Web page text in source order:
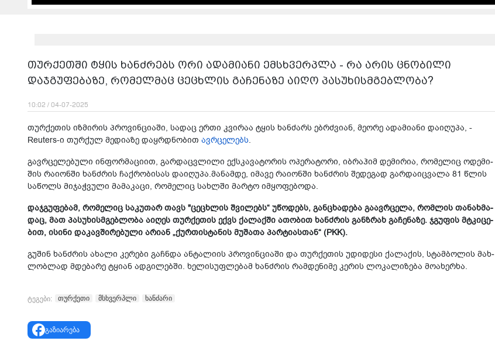
თურქეთში ტყის ხანძრებს ორი ადამიანი ემსხვერპლა - რა არის ცნობილი
დაჯგუფებაზე, რომელმაც ცეცხლის გაჩენაზე აიღო პასუხისმგებლობა?
10:02 / 04-07-2025
თურ­ქე­თის იზ­მი­რის პრო­ვინ­ცი­ა­ში, სა­დაც ერთი კვი­რაა ტყის ხან­ძარს ებ­რძვი­ან, მე­ო­რე ადა­მი­ა­ნი და­ი­ღუ­პა, -
Reuters-ი თურ­ქულ მე­დი­ა­ზე დაყ­რდნო­ბით ავ­რცე­ლებს.
გავ­რცე­ლე­ბუ­ლი ინ­ფორ­მა­ცი­ით, გარ­დაც­ვლი­ლი ექ­სკა­ვა­ტო­რის ოპე­რა­ტო­რი, იბ­რა­ჰიმ დე­მი­რია, რო­მე­ლიც ოდე­მი­
შის რა­ი­ონ­ში ხან­ძრის ჩაქ­რო­ბი­სას და­ი­ღუ­პა.მა­ნამ­დე, იმა­ვე რა­ი­ონ­ში ხან­ძრის შე­დე­გად გარ­და­იც­ვა­ლა 81 წლის
სა­წოლს მი­ჯაჭ­ვუ­ლი მა­მა­კა­ცი, რო­მე­ლიც სახ­ლში მარ­ტო იმ­ყო­ფე­ბო­და.
დაჯ­გუ­ფე­ბამ, რო­მე­ლიც სა­კუ­თარ თავს "ცე­ცხლის შვი­ლებს“ უწო­დებს, გან­ცხა­დე­ბა გა­ავ­რცე­ლა, რომ­ლის თა­ნახ­მა­
დაც, მათ პა­სუ­ხის­მგებ­ლო­ბა აი­ღეს თურ­ქე­თის ექვს ქა­ლაქ­ში ათო­ბით ხან­ძრის გან­ზრახ გა­ჩე­ნა­ზე. ჯგუ­ფის მტკი­ცე­
ბით, ისი­ნი და­კავ­ში­რე­ბუ­ლი არი­ან „ქურ­თის­ტა­ნის მუ­შა­თა პარ­ტი­ას­თან“ (PKK).
გუ­შინ ხან­ძრის ახა­ლი კე­რე­ბი გაჩ­ნდა ან­ტა­ლი­ის პრო­ვინ­ცი­ა­ში და თურ­ქე­თის უდი­დე­სი ქა­ლა­ქის, სტამ­ბო­ლის მახ­
ლობ­ლად მდე­ბა­რე ტყი­ან ად­გი­ლებ­ში. ხე­ლი­სუფ­ლე­ბამ ხან­ძრის რამ­დე­ნი­მე კე­რის ლო­კა­ლი­ზე­ბა მო­ა­ხერ­ხა.
ტეგები: თურქეთი მსხვერპლი ხანძარი
გაზიარება